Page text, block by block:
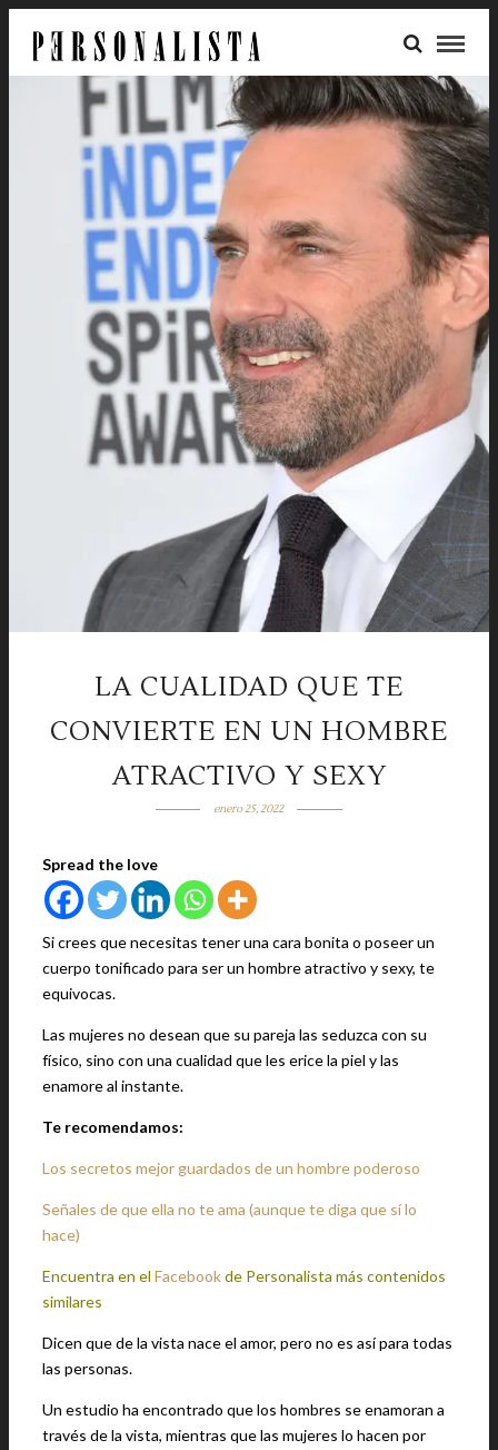
LA CUALIDAD QUE TE
CONVIERTE EN UN HOMBRE
ATRACTIVO Y SEXY
enero 25, 2022
Spread the love
Si crees que necesitas tener una cara bonita o poseer un
cuerpo tonificado para ser un hombre atractivo y sexy, te
equivocas.
Las mujeres no desean que su pareja las seduzca con su
físico, sino con una cualidad que les erice la piel y las
enamore al instante.
Te recomendamos:
Los secretos mejor guardados de un hombre poderoso
Señales de que ella no te ama (aunque te diga que sí lo
hace)
Encuentra en el Facebookde Personalista más contenidos
similares
Dicen que de la vista nace el amor, pero no es así para todas
las personas.
Un estudio ha encontrado que los hombres se enamoran a
través de la vista, mientras que las mujeres lo hacen por